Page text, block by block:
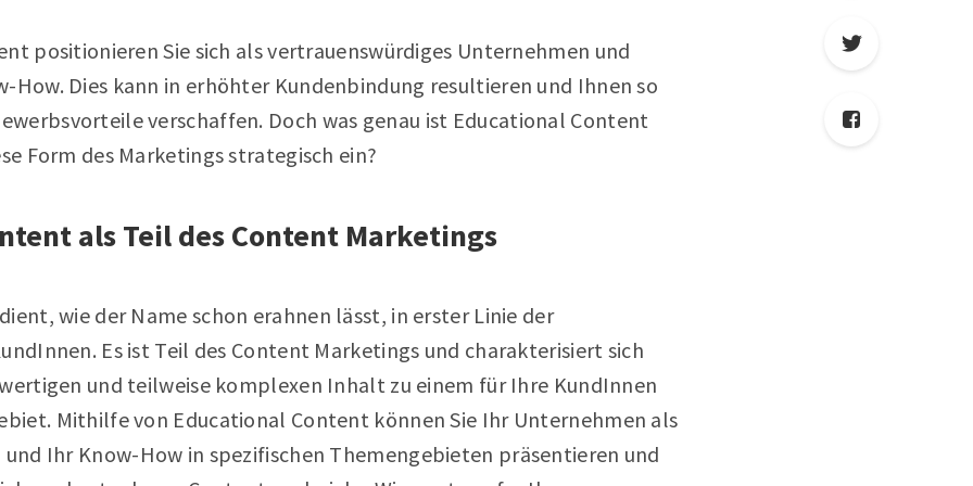
positionieren Sie sich als vertrauenswürdiges Unternehmen und
How. Dies kann in erhöhter Kundenbindung resultieren und Ihnen so
verschaffen. Doch was genau ist Educational Content
Form des Marketings strategisch ein?
als Teil des Content Marketings
wie der Name schon erahnen lässt, in erster Linie der
Es ist Teil des Content Marketings und charakterisiert sich
und teilweise komplexen Inhalt zu einem für Ihre KundInnen
Mithilfe von Educational Content können Sie Ihr Unternehmen als
Ihr Know-How in spezifischen Themengebieten präsentieren und